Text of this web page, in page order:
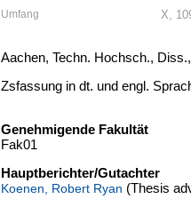
Umfang X,
Aachen, Techn. Hochsch.,
Zsfassung in dt. und engl.
Genehmigende Fakultät
Fak01
Hauptberichter/Gutachter
Koenen, Robert Ryan (Thesis